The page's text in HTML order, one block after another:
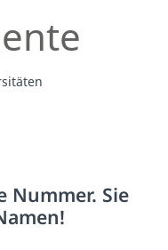
Nummer. Sie